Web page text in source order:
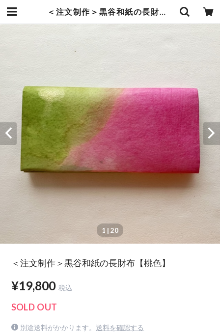
＜注文制作＞黒谷和紙の長財布【桃色】 | 暮らしの中の和紙のかたち
1 | 20
＜注文制作＞黒谷和紙の長財布【桃色】
¥19,800 税込
SOLD OUT
別途送料がかかります。 送料を確認する